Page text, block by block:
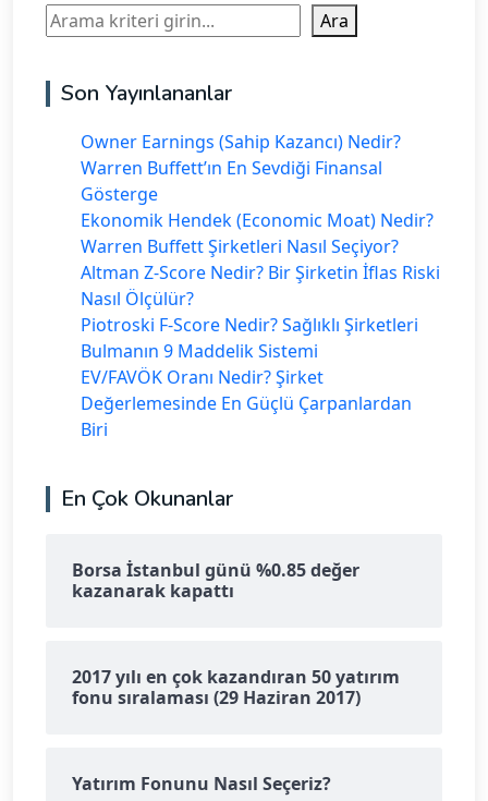
Ara Ara
Son Yayınlananlar
Owner Earnings (Sahip Kazancı) Nedir?
Warren Buffett’ın En Sevdiği Finansal
Gösterge
Ekonomik Hendek (Economic Moat) Nedir?
Warren Buffett Şirketleri Nasıl Seçiyor?
Altman Z-Score Nedir? Bir Şirketin İflas Riski
Nasıl Ölçülür?
Piotroski F-Score Nedir? Sağlıklı Şirketleri
Bulmanın 9 Maddelik Sistemi
EV/FAVÖK Oranı Nedir? Şirket
Değerlemesinde En Güçlü Çarpanlardan
Biri
En Çok Okunanlar
Borsa İstanbul günü %0.85 değer
kazanarak kapattı
2017 yılı en çok kazandıran 50 yatırım
fonu sıralaması (29 Haziran 2017)
Yatırım Fonunu Nasıl Seçeriz?